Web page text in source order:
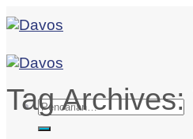
Skip
to
Pencarian
Tag Archives: